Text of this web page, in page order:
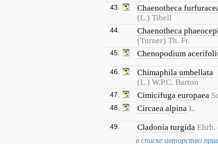
43.
Chaenotheca
(L.) Tibell
44.
Chaenotheca
(Turner) Th. Fr.
45. Chenopodium
46.
Chimaphila umbellata
(L.) W.P.C. Barton
47. Cimicifuga europaea
48. Circaea alpina L.
49. Cladonia turgida Ehrh.
в списке авторство